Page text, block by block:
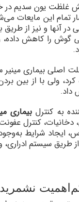
غلظت یون سدیم در
تمام این مایعات
در آنها و نیز از
گوش را کاهش
علت اصلی بیماری
ولی با از بین
داد.
به کنترلبیماری
دخانیات، کنترل
ایجاد شرایط
طریق سیستم
نشمرید